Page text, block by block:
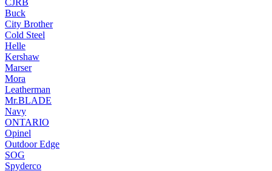
CJRB
Buck
City Brother
Cold Steel
Helle
Kershaw
Marser
Mora
Leatherman
Mr.BLADE
Navy
ONTARIO
Opinel
Outdoor Edge
SOG
Spyderco